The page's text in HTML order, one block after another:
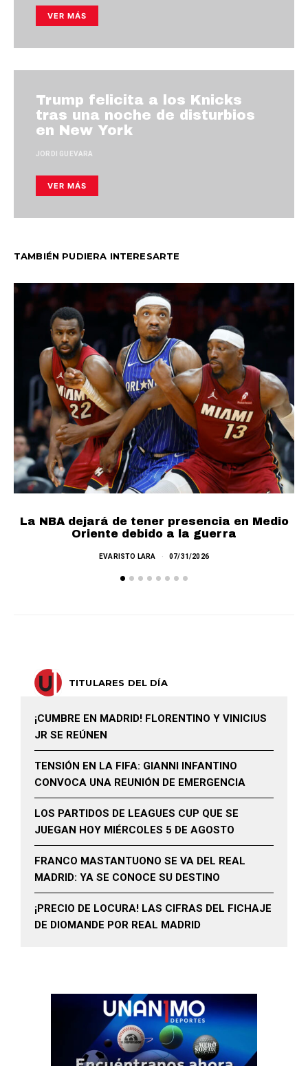
VER MÁS
Trump felicita a los Knicks
tras una noche de disturbios
en New York
JORDI GUEVARA
VER MÁS
TAMBIÉN PUDIERA INTERESARTE
La NBA dejará de tener presencia en Medio
Oriente debido a la guerra
EVARISTO LARA 07/31/2026
TITULARES DEL DÍA
¡CUMBRE EN MADRID! FLORENTINO Y VINICIUS
JR SE REÚNEN
TENSIÓN EN LA FIFA: GIANNI INFANTINO
CONVOCA UNA REUNIÓN DE EMERGENCIA
LOS PARTIDOS DE LEAGUES CUP QUE SE
JUEGAN HOY MIÉRCOLES 5 DE AGOSTO
FRANCO MASTANTUONO SE VA DEL REAL
MADRID: YA SE CONOCE SU DESTINO
¡PRECIO DE LOCURA! LAS CIFRAS DEL FICHAJE
DE DIOMANDE POR REAL MADRID